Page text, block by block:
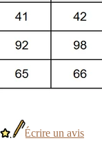
Écrire un avis